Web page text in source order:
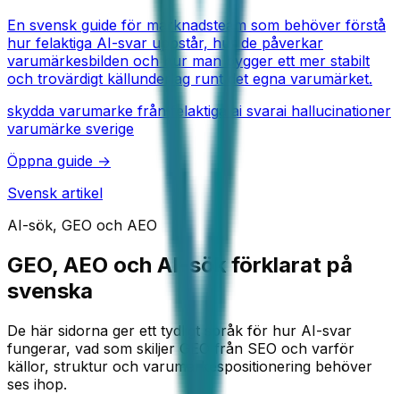
En svensk guide för marknadsteam som behöver förstå
hur felaktiga AI-svar uppstår, hur de påverkar
varumärkesbilden och hur man bygger ett mer stabilt
och trovärdigt källunderlag runt det egna varumärket.
skydda varumarke från felaktiga ai svarai hallucinationer
varumärke sverige
Öppna guide →
Svensk artikel
AI-sök, GEO och AEO
GEO, AEO och AI-sök förklarat på
svenska
De här sidorna ger ett tydligt språk för hur AI-svar
fungerar, vad som skiljer GEO från SEO och varför
källor, struktur och varumärkespositionering behöver
ses ihop.